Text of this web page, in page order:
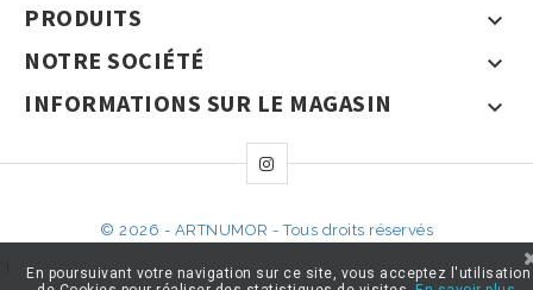
PRODUITS 
NOTRE SOCIÉTÉ 
INFORMATIONS SUR LE MAGASIN 
© 2026 - ARTNUMOR - Tous droits réservés
En poursuivant votre navigation sur ce site, vous acceptez l'utilisation